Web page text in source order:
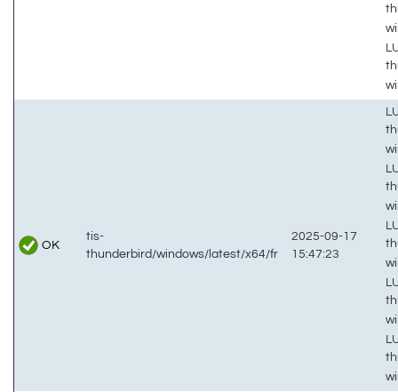
OK
tis-
thunderbird/windows/latest/x64/fr
2025-09-17
15:47:23